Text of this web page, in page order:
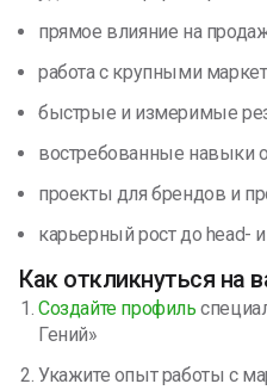
прямое влияние на
работа с крупными
быстрые и измеримые
востребованные навыки
проекты для брендов и
карьерный рост до head-
Как откликнуться на
Создайте профиль
Гений»
Укажите опыт работы с